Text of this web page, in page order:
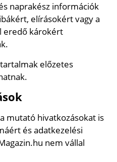
naprakész információk
elírásokért vagy a
eredő károkért
előzetes
mutató hivatkozásokat is
és adatkezelési
nem vállal